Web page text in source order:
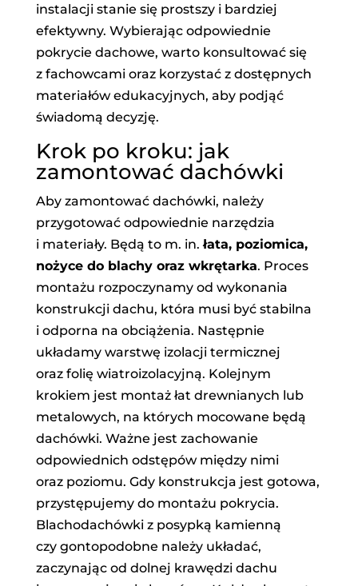
instalacji stanie się prostszy i bardziej
efektywny. Wybierając odpowiednie
pokrycie dachowe, warto konsultować się
z fachowcami oraz korzystać z dostępnych
materiałów edukacyjnych, aby podjąć
świadomą decyzję.
Krok po kroku: jak
zamontować dachówki
Aby zamontować dachówki, należy
przygotować odpowiednie narzędzia
i materiały. Będą to m. in.łata, poziomica,
nożyce do blachy oraz wkrętarka. Proces
montażu rozpoczynamy od wykonania
konstrukcji dachu, która musi być stabilna
i odporna na obciążenia. Następnie
układamy warstwę izolacji termicznej
oraz folię wiatroizolacyjną. Kolejnym
krokiem jest montaż łat drewnianych lub
metalowych, na których mocowane będą
dachówki. Ważne jest zachowanie
odpowiednich odstępów między nimi
oraz poziomu. Gdy konstrukcja jest gotowa,
przystępujemy do montażu pokrycia.
Blachodachówki z posypką kamienną
czy gontopodobne należy układać,
zaczynając od dolnej krawędzi dachu